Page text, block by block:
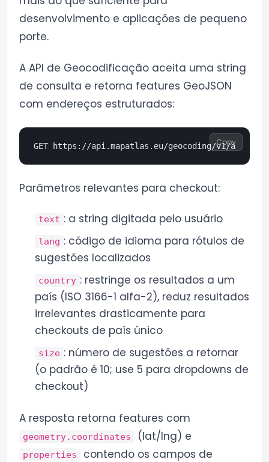
desenvolvimento e aplicações de pequeno
porte.
A API de Geocodificação aceita uma string
de consulta e retorna features GeoJSON
com endereços estruturados:
Copy
Parâmetros relevantes para checkout:
text : a string digitada pelo usuário
lang : código de idioma para rótulos de
sugestões localizados
country : restringe os resultados a um
país (ISO 3166-1 alfa-2), reduz resultados
irrelevantes drasticamente para
checkouts de país único
size : número de sugestões a retornar
(o padrão é 10; use 5 para dropdowns de
checkout)
A resposta retorna features com
geometry.coordinates (lat/lng) e
properties
contendo os campos de